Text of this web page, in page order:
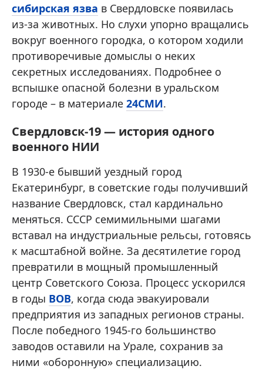
сибирская язва в Свердловске появилась
из-за животных. Но слухи упорно вращались
вокруг военного городка, о котором ходили
противоречивые домыслы о неких
секретных исследованиях. Подробнее о
вспышке опасной болезни в уральском
городе – в материале 24СМИ.
Свердловск-19 — история одного
военного НИИ
В 1930-е бывший уездный город
Екатеринбург, в советские годы получивший
название Свердловск, стал кардинально
меняться. СССР семимильными шагами
вставал на индустриальные рельсы, готовясь
к масштабной войне. За десятилетие город
превратили в мощный промышленный
центр Советского Союза. Процесс ускорился
в годы ВОВ, когда сюда эвакуировали
предприятия из западных регионов страны.
После победного 1945-го большинство
заводов оставили на Урале, сохранив за
ними «оборонную» специализацию.